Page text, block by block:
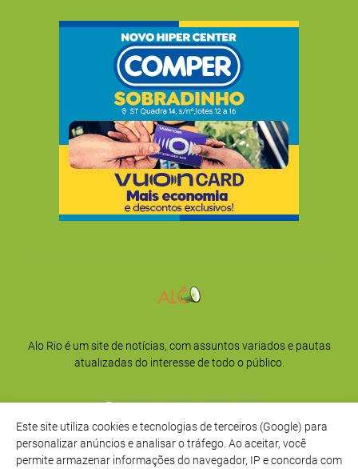
Alo Rio é um site de notícias, com assuntos variados e pautas
atualizadas do interesse de todo o público.
Este site utiliza cookies e tecnologias de terceiros (Google) para
personalizar anúncios e analisar o tráfego. Ao aceitar, você
permite armazenar informações do navegador, IP e concorda com